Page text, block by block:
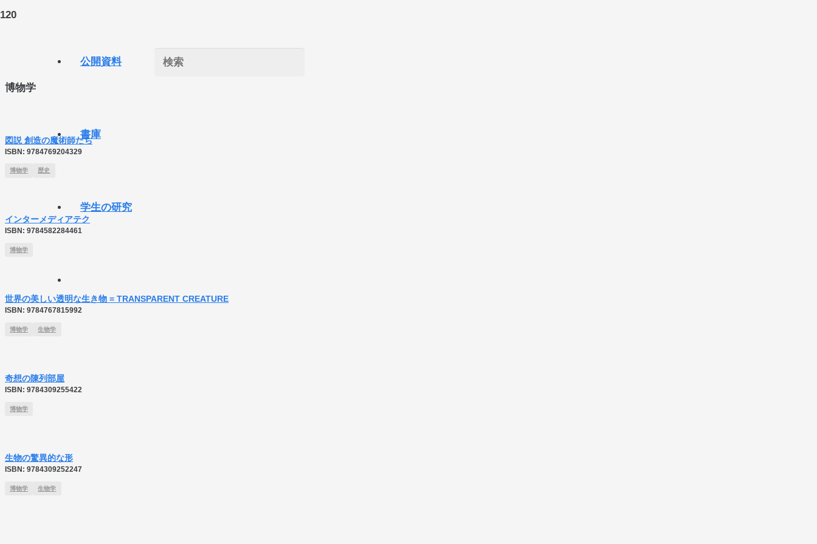
公開資料
書庫
学生の研究
博物学
図説 創造の魔術師たち
ISBN: 9784769204329
博物学 歴史
インターメディアテク
ISBN: 9784582284461
博物学
世界の美しい透明な生き物 = TRANSPARENT CREATURE
ISBN: 9784767815992
博物学 生物学
奇想の陳列部屋
ISBN: 9784309255422
博物学
生物の驚異的な形
ISBN: 9784309252247
博物学 生物学